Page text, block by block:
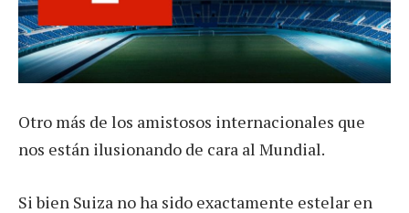
Otro más de los amistosos internacionales que
nos están ilusionando de cara al Mundial.
Si bien Suiza no ha sido exactamente estelar en